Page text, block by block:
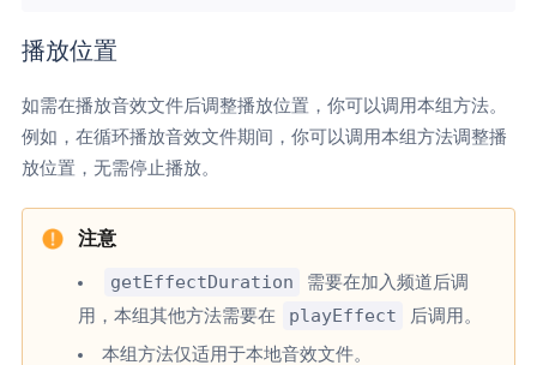
播放位置
如需在播放音效文件后调整播放位置，你可以调用本组方法。
例如，在循环播放音效文件期间，你可以调用本组方法调整播
放位置，无需停止播放。
getEffectDuration
需要在加入频道后调
用，本组其他方法需要在
playEffect
后调用。
本组方法仅适用于本地音效文件。